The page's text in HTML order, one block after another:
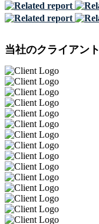
当社のクライアント